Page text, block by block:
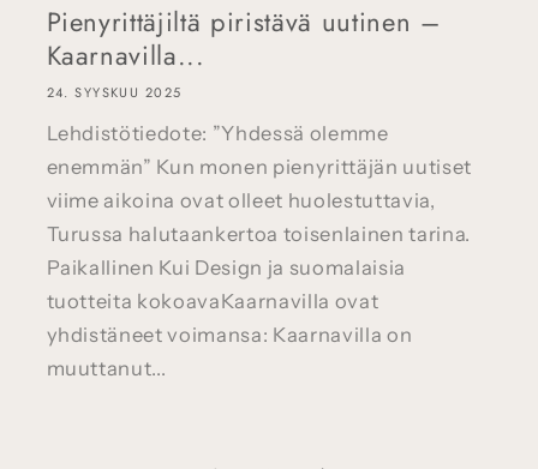
Pienyrittäjiltä piristävä uutinen –
Kaarnavilla...
24. SYYSKUU 2025
Lehdistötiedote: ”Yhdessä olemme
enemmän” Kun monen pienyrittäjän uutiset
viime aikoina ovat olleet huolestuttavia,
Turussa halutaankertoa toisenlainen tarina.
Paikallinen Kui Design ja suomalaisia
tuotteita kokoavaKaarnavilla ovat
yhdistäneet voimansa: Kaarnavilla on
muuttanut...